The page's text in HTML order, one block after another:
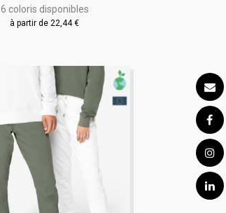
6 coloris disponibles
à partir de 22,44 €